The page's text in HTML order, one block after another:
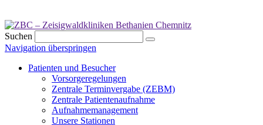
Suchen
Navigation überspringen
Patienten und Besucher
Vorsorgeregelungen
Zentrale Terminvergabe (ZEBM)
Zentrale Patientenaufnahme
Aufnahmemanagement
Unsere Stationen